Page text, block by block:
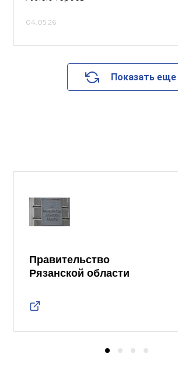
04.05.26
Показать еще
Правительство
Рязанской области